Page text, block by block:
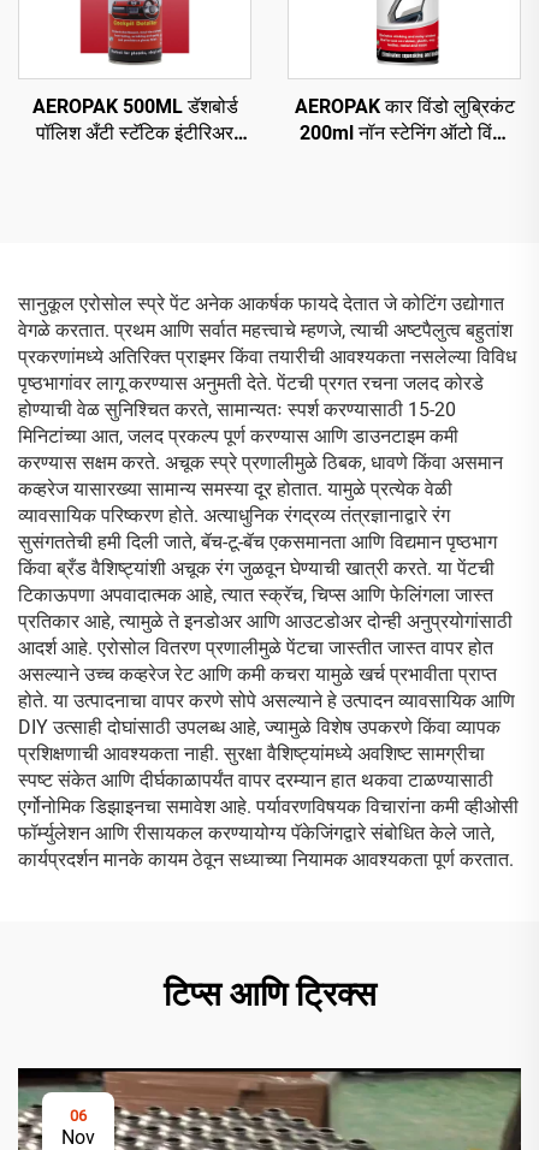
AEROPAK 500ML डॅशबोर्ड
पॉलिश अँटी स्टॅटिक इंटीरिअर
AEROPAK कार विंडो लुब्रिकंट
200ml नॉन स्टेनिंग ऑटो विंडो
सानुकूल एरोसोल स्प्रे पेंट अनेक आकर्षक फायदे देतात जे कोटिंग उद्योगात
वेगळे करतात. प्रथम आणि सर्वात महत्त्वाचे म्हणजे, त्याची अष्टपैलुत्व बहुतांश
प्रकरणांमध्ये अतिरिक्त प्राइमर किंवा तयारीची आवश्यकता नसलेल्या विविध
पृष्ठभागांवर लागू करण्यास अनुमती देते. पेंटची प्रगत रचना जलद कोरडे
होण्याची वेळ सुनिश्चित करते, सामान्यतः स्पर्श करण्यासाठी 15-20
मिनिटांच्या आत, जलद प्रकल्प पूर्ण करण्यास आणि डाउनटाइम कमी
करण्यास सक्षम करते. अचूक स्प्रे प्रणालीमुळे ठिबक, धावणे किंवा असमान
कव्हरेज यासारख्या सामान्य समस्या दूर होतात. यामुळे प्रत्येक वेळी
व्यावसायिक परिष्करण होते. अत्याधुनिक रंगद्रव्य तंत्रज्ञानाद्वारे रंग
सुसंगततेची हमी दिली जाते, बॅच-टू-बॅच एकसमानता आणि विद्यमान पृष्ठभाग
किंवा ब्रँड वैशिष्ट्यांशी अचूक रंग जुळवून घेण्याची खात्री करते. या पेंटची
टिकाऊपणा अपवादात्मक आहे, त्यात स्क्रॅच, चिप्स आणि फेलिंगला जास्त
प्रतिकार आहे, त्यामुळे ते इनडोअर आणि आउटडोअर दोन्ही अनुप्रयोगांसाठी
आदर्श आहे. एरोसोल वितरण प्रणालीमुळे पेंटचा जास्तीत जास्त वापर होत
असल्याने उच्च कव्हरेज रेट आणि कमी कचरा यामुळे खर्च प्रभावीता प्राप्त
होते. या उत्पादनाचा वापर करणे सोपे असल्याने हे उत्पादन व्यावसायिक आणि
DIY उत्साही दोघांसाठी उपलब्ध आहे, ज्यामुळे विशेष उपकरणे किंवा व्यापक
प्रशिक्षणाची आवश्यकता नाही. सुरक्षा वैशिष्ट्यांमध्ये अवशिष्ट सामग्रीचा
स्पष्ट संकेत आणि दीर्घकाळापर्यंत वापर दरम्यान हात थकवा टाळण्यासाठी
एर्गोनोमिक डिझाइनचा समावेश आहे. पर्यावरणविषयक विचारांना कमी व्हीओसी
फॉर्म्युलेशन आणि रीसायकल करण्यायोग्य पॅकेजिंगद्वारे संबोधित केले जाते,
कार्यप्रदर्शन मानके कायम ठेवून सध्याच्या नियामक आवश्यकता पूर्ण करतात.
टिप्स आणि ट्रिक्स
06
Nov